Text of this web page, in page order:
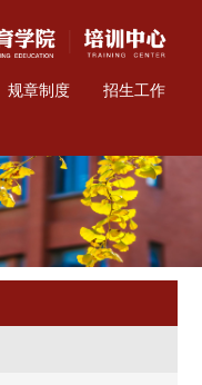
规章制度 招生工作